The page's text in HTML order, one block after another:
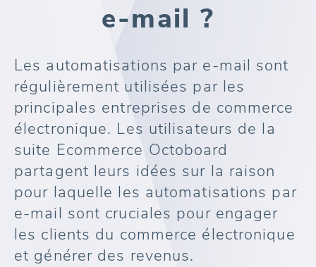
e-mail ?
Les automatisations par e-mail sont
régulièrement utilisées par les
principales entreprises de commerce
électronique. Les utilisateurs de la
suite Ecommerce Octoboard
partagent leurs idées sur la raison
pour laquelle les automatisations par
e-mail sont cruciales pour engager
les clients du commerce électronique
et générer des revenus.